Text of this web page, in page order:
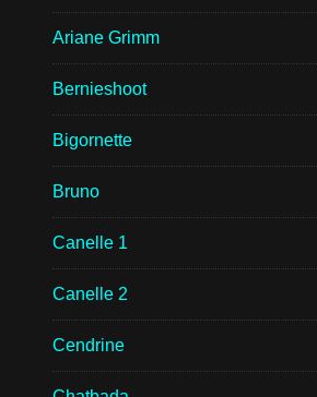
Ariane Grimm
Bernieshoot
Bigornette
Bruno
Canelle 1
Canelle 2
Cendrine